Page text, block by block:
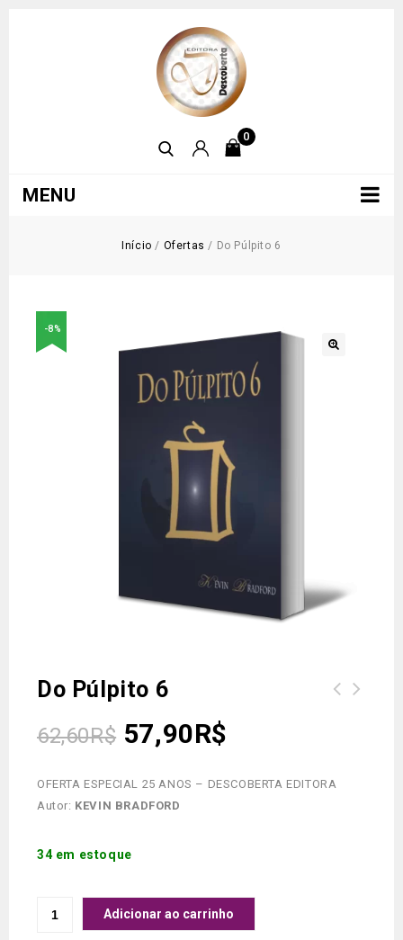
0
MENU
Início / Ofertas / Do Púlpito 6
-8%
Do Púlpito 6
62,60R$ 57,90R$
OFERTA ESPECIAL 25 ANOS – DESCOBERTA EDITORA
Autor: KEVIN BRADFORD
34 em estoque
Adicionar ao carrinho